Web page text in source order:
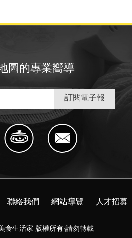
圖的專業嚮導
聯絡我們 網站導覽 人才招募
食生活家 版權所有‧請勿轉載